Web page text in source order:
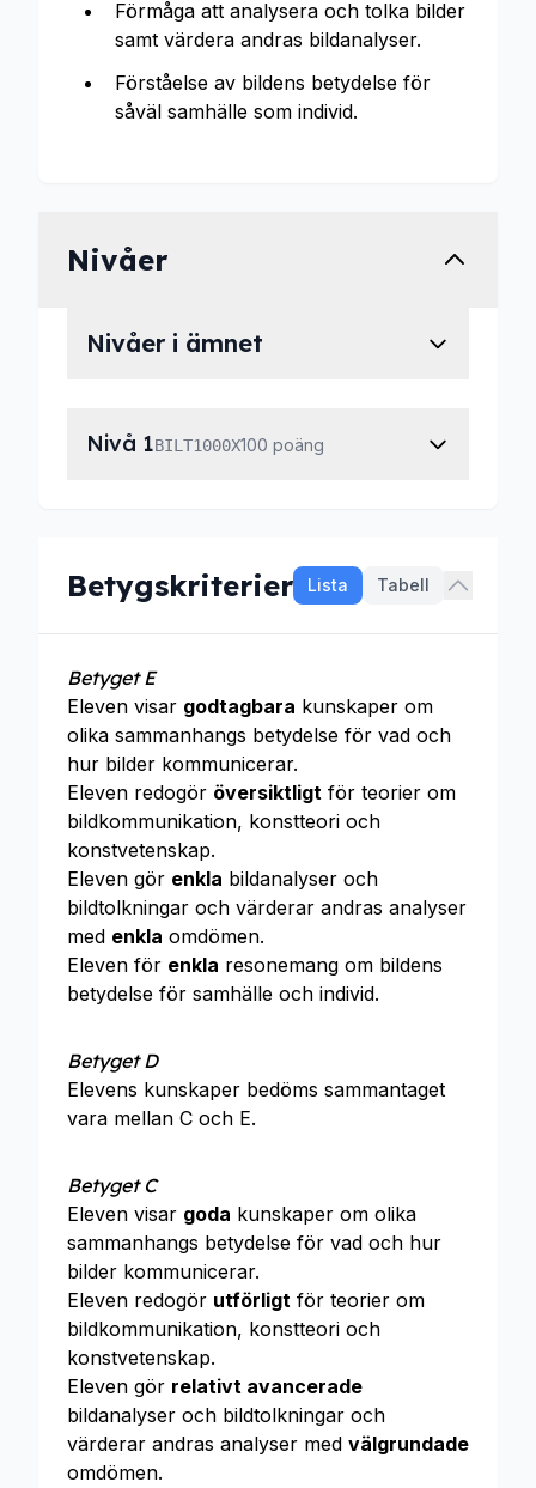
Förmåga att analysera och tolka bilder
samt värdera andras bildanalyser.
Förståelse av bildens betydelse för
såväl samhälle som individ.
Nivåer
Nivåer i ämnet
Nivå 1BILT1000X100 poäng
Betygskriterier Lista Tabell
Betyget E
Eleven visar godtagbara kunskaper om
olika sammanhangs betydelse för vad och
hur bilder kommunicerar.
Eleven redogör översiktligt för teorier om
bildkommunikation, konstteori och
konstvetenskap.
Eleven gör enkla bildanalyser och
bildtolkningar och värderar andras analyser
med enkla omdömen.
Eleven för enkla resonemang om bildens
betydelse för samhälle och individ.
Betyget D
Elevens kunskaper bedöms sammantaget
vara mellan C och E.
Betyget C
Eleven visar goda kunskaper om olika
sammanhangs betydelse för vad och hur
bilder kommunicerar.
Eleven redogör utförligt för teorier om
bildkommunikation, konstteori och
konstvetenskap.
Eleven gör relativt avancerade
bildanalyser och bildtolkningar och
värderar andras analyser med välgrundade
omdömen.